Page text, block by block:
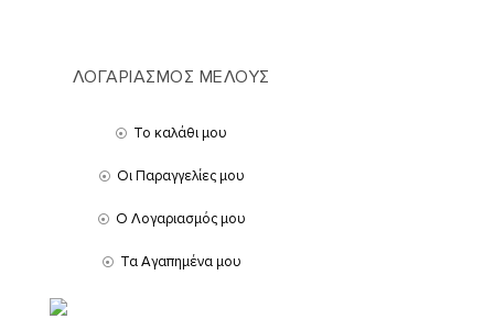
ΛΟΓΑΡΙΑΣΜΟΣ ΜΕΛΟΥΣ
Το καλάθι μου
Οι Παραγγελίες μου
Ο Λογαριασμός μου
Τα Αγαπημένα μου